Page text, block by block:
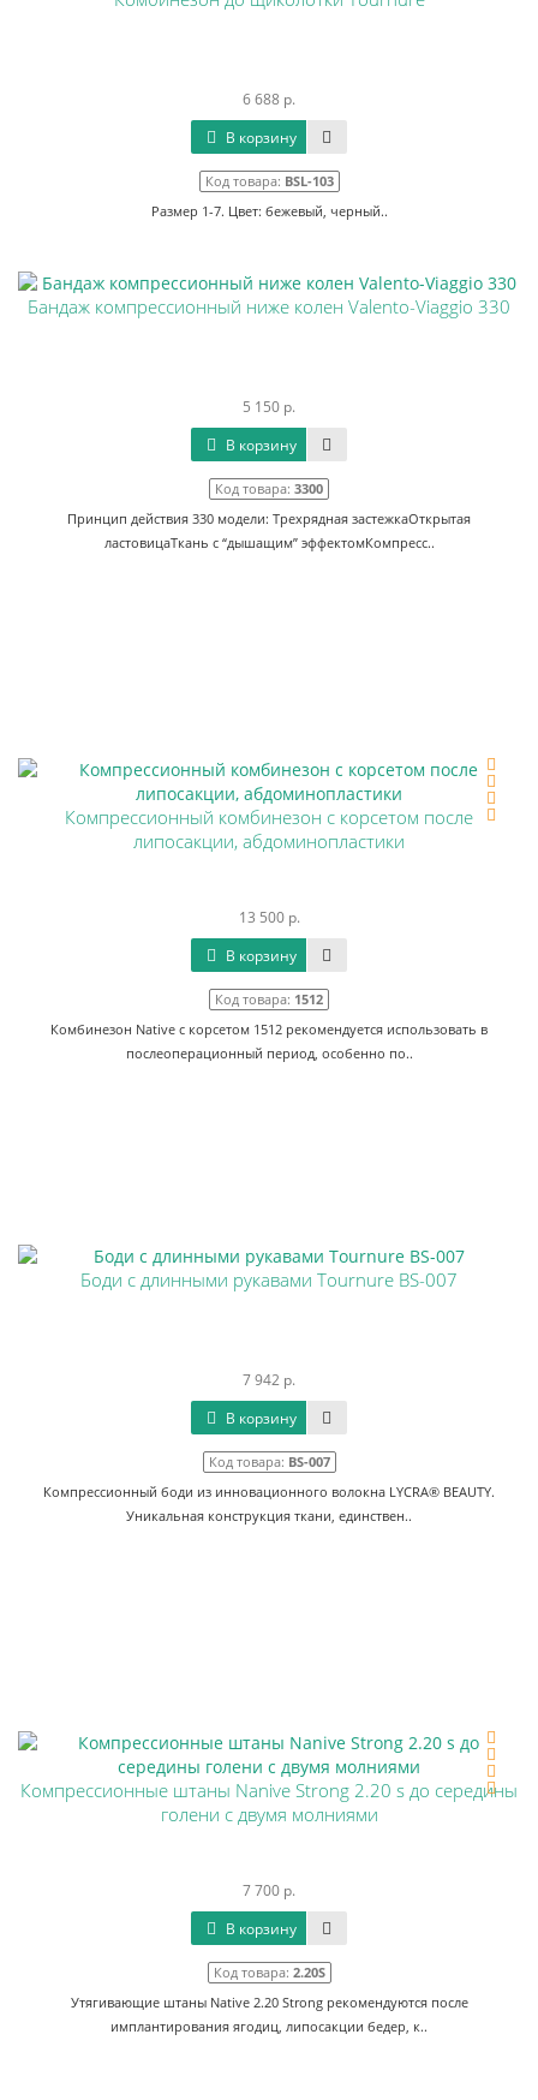
6 688 р.
В корзину
Код товара: BSL-103
Размер 1-7. Цвет: бежевый, черный..
Бандаж компрессионный ниже колен Valento-Viaggio 330
5 150 р.
В корзину
Код товара: 3300
Принцип действия 330 модели: Трехрядная застежкаОткрытая
ластовицаТкань с “дышащим” эффектомКомпресс..
Компрессионный комбинезон c корсетом после
липосакции, абдоминопластики
13 500 р.
В корзину
Код товара: 1512
Комбинезон Native с корсетом 1512 рекомендуется использовать в
послеоперационный период, особенно по..
Боди с длинными рукавами Tournure BS-007
7 942 р.
В корзину
Код товара: BS-007
Компрессионный боди из инновационного волокна LYCRA® BEAUTY.
Уникальная конструкция ткани, единствен..
Компрессионные штаны Nanive Strong 2.20 s до середины
голени с двумя молниями
7 700 р.
В корзину
Код товара: 2.20S
Утягивающие штаны Native 2.20 Strong рекомендуются после
имплантирования ягодиц, липосакции бедер, к..